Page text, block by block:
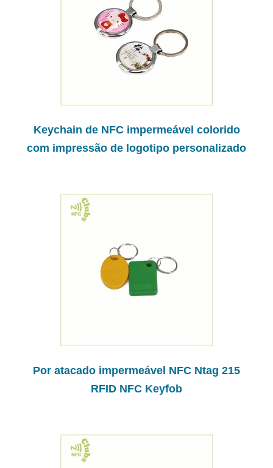
Keychain de NFC impermeável colorido
com impressão de logotipo personalizado
Por atacado impermeável NFC Ntag 215
RFID NFC Keyfob